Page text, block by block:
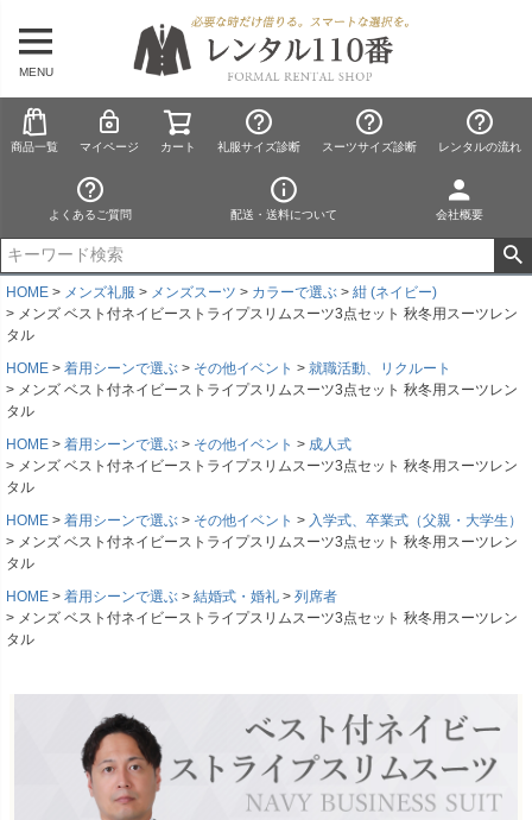
MENU
商品一覧 マイページ カート 礼服サイズ診断 スーツサイズ診断 レンタルの流れ
よくあるご質問 配送・送料について 会社概要
HOME メンズ礼服 メンズスーツ カラーで選ぶ
紺 (ネイビー)
メンズ ベスト付ネイビーストライプスリムスーツ3点セット 秋冬用スーツレン
タル
HOME
着用シーンで選ぶ その他イベント
就職活動、リクルート
メンズ ベスト付ネイビーストライプスリムスーツ3点セット 秋冬用スーツレン
タル
HOME
着用シーンで選ぶ その他イベント
成人式
メンズ ベスト付ネイビーストライプスリムスーツ3点セット 秋冬用スーツレン
タル
HOME
着用シーンで選ぶ その他イベント
入学式、卒業式（父親・大学生）
メンズ ベスト付ネイビーストライプスリムスーツ3点セット 秋冬用スーツレン
タル
HOME
着用シーンで選ぶ 結婚式・婚礼
列席者
メンズ ベスト付ネイビーストライプスリムスーツ3点セット 秋冬用スーツレン
タル